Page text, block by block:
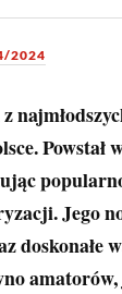
2024
Powstał
Jego
doskonałe